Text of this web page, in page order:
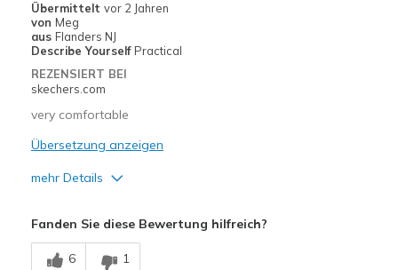
Übermittelt vor 2 Jahren
von Meg
aus Flanders NJ
Describe Yourself Practical
REZENSIERT BEI
skechers.com
very comfortable
Übersetzung anzeigen
mehr Details
Fanden Sie diese Bewertung hilfreich?
6 1